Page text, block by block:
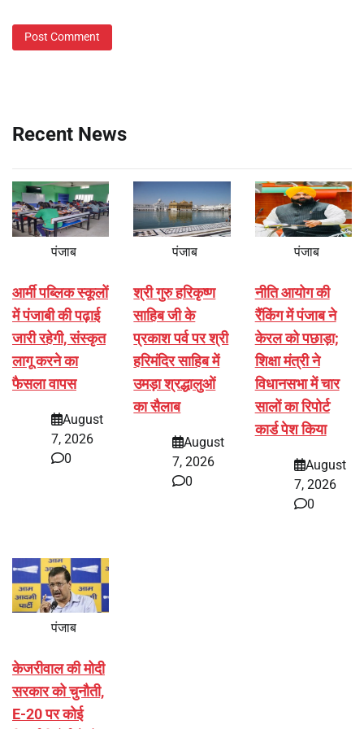
Recent News
पंजाब
आर्मी पब्लिक स्कूलों
में पंजाबी की पढ़ाई
जारी रहेगी, संस्कृत
लागू करने का
फैसला वापस
August
7, 2026
0
पंजाब
श्री गुरु हरिकृष्ण
साहिब जी के
प्रकाश पर्व पर श्री
हरिमंदिर साहिब में
उमड़ा श्रद्धालुओं
का सैलाब
August
7, 2026
0
पंजाब
नीति आयोग की
रैंकिंग में पंजाब ने
केरल को पछाड़ा;
शिक्षा मंत्री ने
विधानसभा में चार
सालों का रिपोर्ट
कार्ड पेश किया
August
7, 2026
0
पंजाब
केजरीवाल की मोदी
सरकार को चुनौती,
E-20 पर कोई